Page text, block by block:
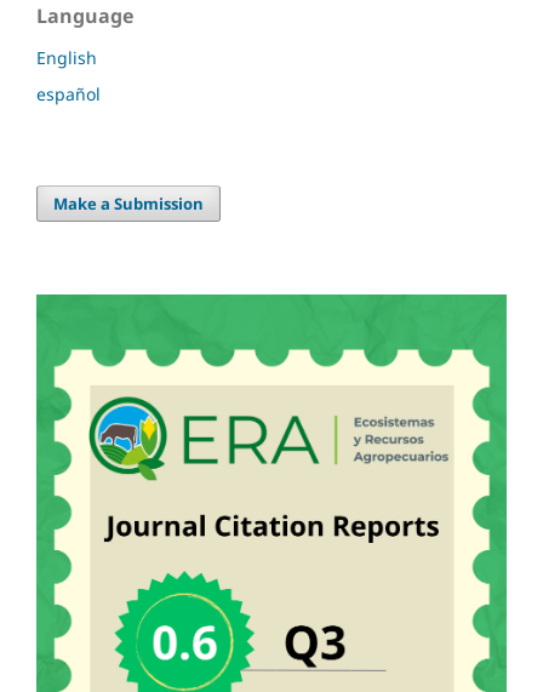
Language
English
español
Make a Submission